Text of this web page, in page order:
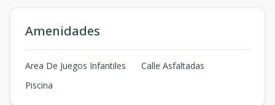
Amenidades
Area De Juegos Infantiles
Calle Asfaltadas
Piscina